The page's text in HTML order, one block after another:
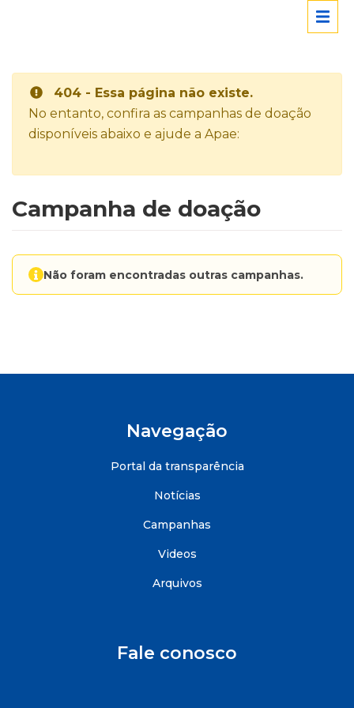
404 - Essa página não existe.
No entanto, confira as campanhas de doação
disponíveis abaixo e ajude a Apae:
Campanha de doação
Não foram encontradas outras campanhas.
Navegação
Portal da transparência
Notícias
Campanhas
Videos
Arquivos
Fale conosco